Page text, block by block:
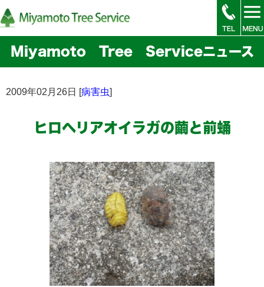
Miyamoto Tree Serviceニュース
2009年02月26日 [病害虫]
ヒロヘリアオイラガの繭と前蛹